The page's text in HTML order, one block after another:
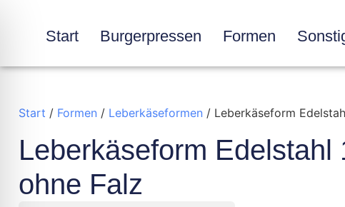
Start Burgerpressen Formen
Start / Formen / Leberkäseformen / Leberkäseform
Leberkäseform Edelstahl
ohne Falz